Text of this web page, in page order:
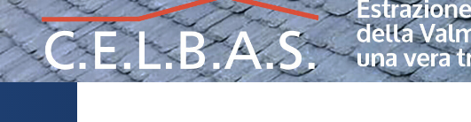
al
contenuto
principale
Futsal Rugby